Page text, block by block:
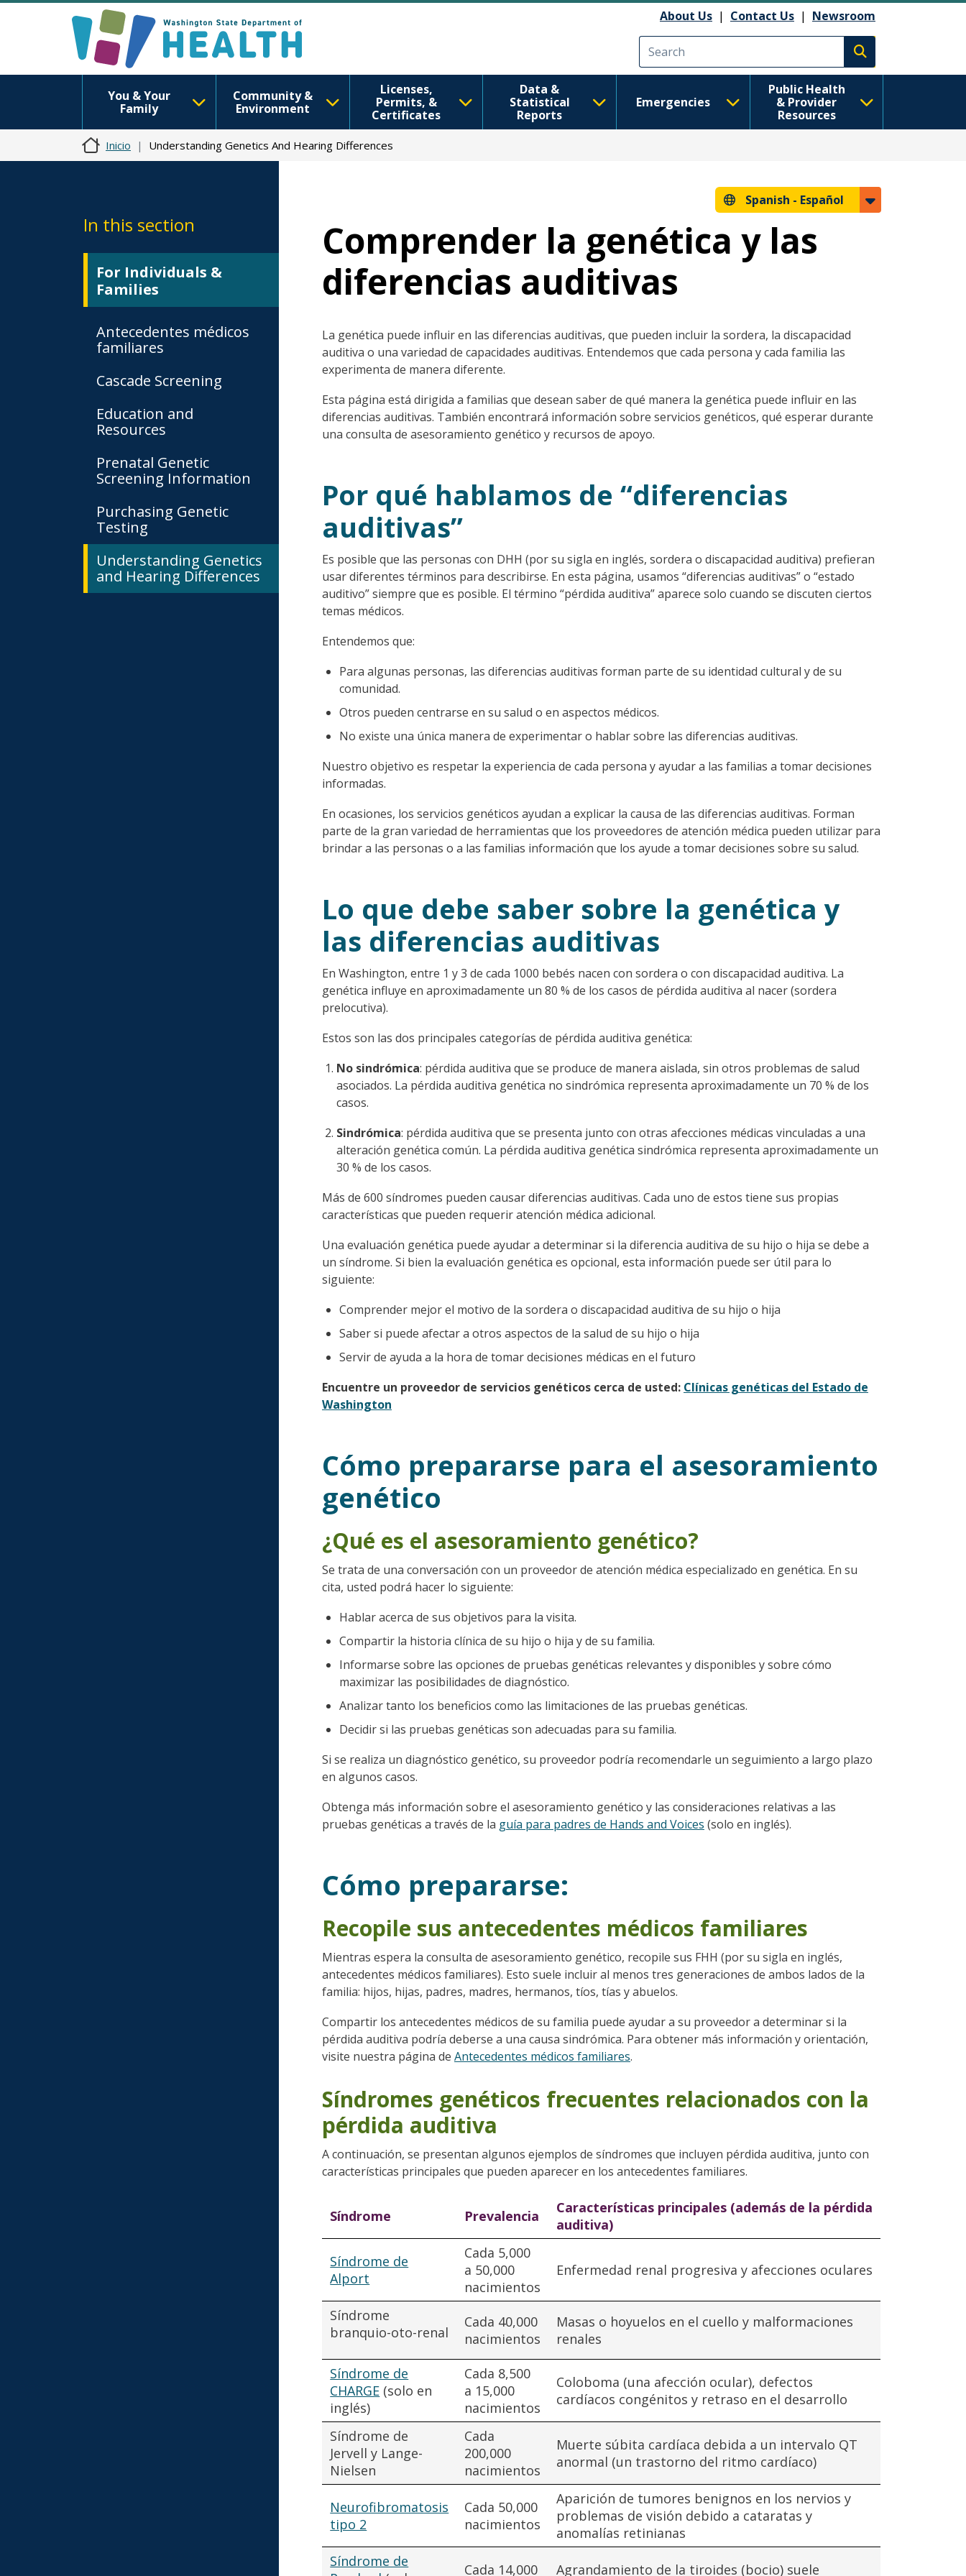
About Us | Contact Us | Newsroom
Execute search
You & Your
Family
Community &
Environment
Licenses,
Permits, &
Certificates
Data &
Statistical
Reports
Emergencies
Public Health
& Provider
Resources
Inicio Understanding Genetics And Hearing Differences
In this section
For Individuals &
Families
Antecedentes médicos
familiares
Cascade Screening
Education and
Resources
Prenatal Genetic
Screening Information
Purchasing Genetic
Testing
Understanding Genetics
and Hearing Differences
Spanish - Español
Comprender la genética y las
diferencias auditivas
La genética puede influir en las diferencias auditivas, que pueden incluir la sordera, la discapacidad
auditiva o una variedad de capacidades auditivas. Entendemos que cada persona y cada familia las
experimenta de manera diferente.
Esta página está dirigida a familias que desean saber de qué manera la genética puede influir en las
diferencias auditivas. También encontrará información sobre servicios genéticos, qué esperar durante
una consulta de asesoramiento genético y recursos de apoyo.
Por qué hablamos de “diferencias
auditivas”
Es posible que las personas con DHH (por su sigla en inglés, sordera o discapacidad auditiva) prefieran
usar diferentes términos para describirse. En esta página, usamos “diferencias auditivas” o “estado
auditivo” siempre que es posible. El término “pérdida auditiva” aparece solo cuando se discuten ciertos
temas médicos.
Entendemos que:
Para algunas personas, las diferencias auditivas forman parte de su identidad cultural y de su
comunidad.
Otros pueden centrarse en su salud o en aspectos médicos.
No existe una única manera de experimentar o hablar sobre las diferencias auditivas.
Nuestro objetivo es respetar la experiencia de cada persona y ayudar a las familias a tomar decisiones
informadas.
En ocasiones, los servicios genéticos ayudan a explicar la causa de las diferencias auditivas. Forman
parte de la gran variedad de herramientas que los proveedores de atención médica pueden utilizar para
brindar a las personas o a las familias información que los ayude a tomar decisiones sobre su salud.
Lo que debe saber sobre la genética y
las diferencias auditivas
En Washington, entre 1 y 3 de cada 1000 bebés nacen con sordera o con discapacidad auditiva. La
genética influye en aproximadamente un 80 % de los casos de pérdida auditiva al nacer (sordera
prelocutiva).
Estos son las dos principales categorías de pérdida auditiva genética:
No sindrómica: pérdida auditiva que se produce de manera aislada, sin otros problemas de salud
asociados. La pérdida auditiva genética no sindrómica representa aproximadamente un 70 % de los
casos.
Sindrómica: pérdida auditiva que se presenta junto con otras afecciones médicas vinculadas a una
alteración genética común. La pérdida auditiva genética sindrómica representa aproximadamente un
30 % de los casos.
Más de 600 síndromes pueden causar diferencias auditivas. Cada uno de estos tiene sus propias
características que pueden requerir atención médica adicional.
Una evaluación genética puede ayudar a determinar si la diferencia auditiva de su hijo o hija se debe a
un síndrome. Si bien la evaluación genética es opcional, esta información puede ser útil para lo
siguiente:
Comprender mejor el motivo de la sordera o discapacidad auditiva de su hijo o hija
Saber si puede afectar a otros aspectos de la salud de su hijo o hija
Servir de ayuda a la hora de tomar decisiones médicas en el futuro
Encuentre un proveedor de servicios genéticos cerca de usted: Clínicas genéticas del Estado de
Washington
Cómo prepararse para el asesoramiento
genético
¿Qué es el asesoramiento genético?
Se trata de una conversación con un proveedor de atención médica especializado en genética. En su
cita, usted podrá hacer lo siguiente:
Hablar acerca de sus objetivos para la visita.
Compartir la historia clínica de su hijo o hija y de su familia.
Informarse sobre las opciones de pruebas genéticas relevantes y disponibles y sobre cómo
maximizar las posibilidades de diagnóstico.
Analizar tanto los beneficios como las limitaciones de las pruebas genéticas.
Decidir si las pruebas genéticas son adecuadas para su familia.
Si se realiza un diagnóstico genético, su proveedor podría recomendarle un seguimiento a largo plazo
en algunos casos.
Obtenga más información sobre el asesoramiento genético y las consideraciones relativas a las
pruebas genéticas a través de la guía para padres de Hands and Voices (solo en inglés).
Cómo prepararse:
Recopile sus antecedentes médicos familiares
Mientras espera la consulta de asesoramiento genético, recopile sus FHH (por su sigla en inglés,
antecedentes médicos familiares). Esto suele incluir al menos tres generaciones de ambos lados de la
familia: hijos, hijas, padres, madres, hermanos, tíos, tías y abuelos.
Compartir los antecedentes médicos de su familia puede ayudar a su proveedor a determinar si la
pérdida auditiva podría deberse a una causa sindrómica. Para obtener más información y orientación,
visite nuestra página de Antecedentes médicos familiares.
Síndromes genéticos frecuentes relacionados con la
pérdida auditiva
A continuación, se presentan algunos ejemplos de síndromes que incluyen pérdida auditiva, junto con
características principales que pueden aparecer en los antecedentes familiares.
Síndrome Prevalencia
Características principales (además de la pérdida
auditiva)
Síndrome de
Alport
Cada 5,000
a 50,000
nacimientos
Enfermedad renal progresiva y afecciones oculares
Síndrome
branquio-oto-renal
Cada 40,000
nacimientos
Masas o hoyuelos en el cuello y malformaciones
renales
Síndrome de
CHARGE (solo en
inglés)
Cada 8,500
a 15,000
nacimientos
Coloboma (una afección ocular), defectos
cardíacos congénitos y retraso en el desarrollo
Síndrome de
Jervell y Lange-
Nielsen
Cada
200,000
nacimientos
Muerte súbita cardíaca debida a un intervalo QT
anormal (un trastorno del ritmo cardíaco)
Neurofibromatosis
tipo 2
Cada 50,000
nacimientos
Aparición de tumores benignos en los nervios y
problemas de visión debido a cataratas y
anomalías retinianas
Síndrome de
Cada 14,000 Agrandamiento de la tiroides (bocio) suele